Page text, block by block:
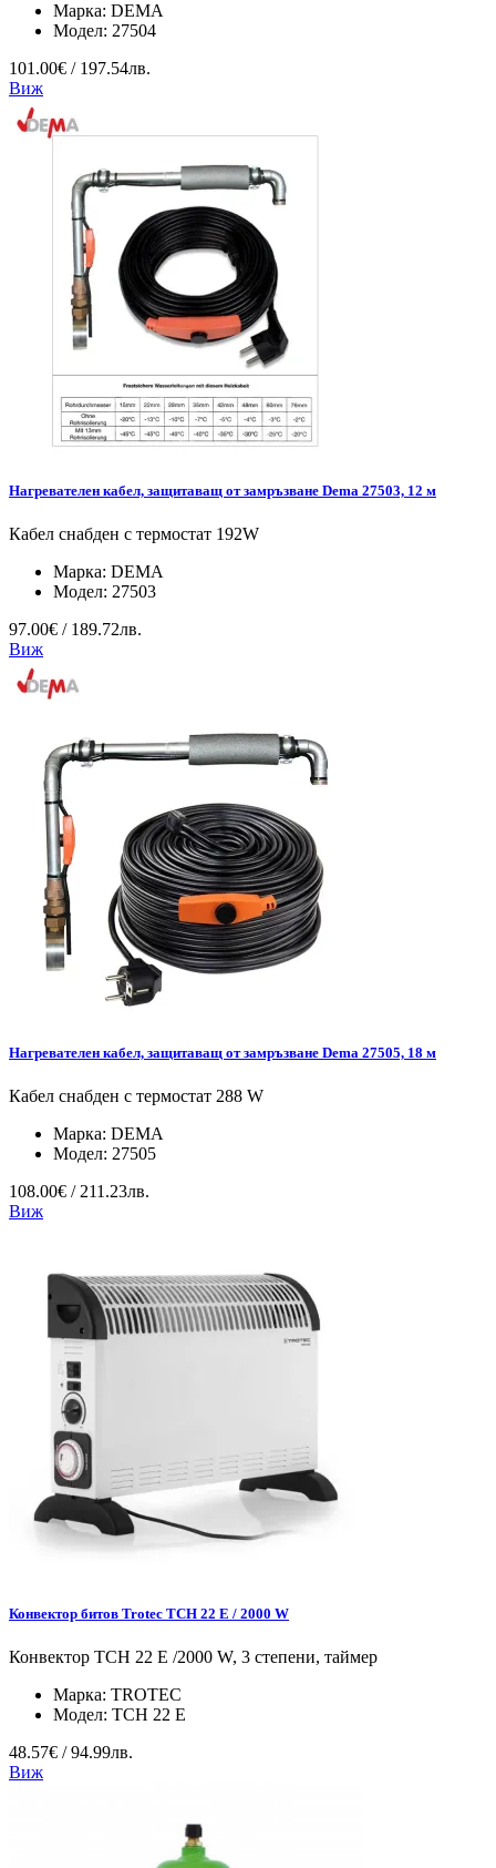
Марка: DEMA
Модел: 27504
101.00€ / 197.54лв.
Виж
Нагревателен кабел, защитаващ от замръзване Dema 27503, 12 м
Кабел снабден с термостат 192W
Марка: DEMA
Модел: 27503
97.00€ / 189.72лв.
Виж
Нагревателен кабел, защитаващ от замръзване Dema 27505, 18 м
Кабел снабден с термостат 288 W
Марка: DEMA
Модел: 27505
108.00€ / 211.23лв.
Виж
Конвектор битов Trotec TCH 22 E / 2000 W
Конвектор TCH 22 E /2000 W, 3 степени, таймер
Марка: TROTEC
Модел: TCH 22 E
48.57€ / 94.99лв.
Виж